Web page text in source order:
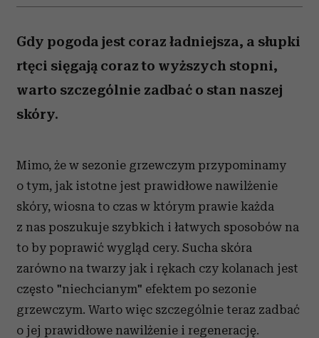
Gdy pogoda jest coraz ładniejsza, a słupki
rtęci sięgają coraz to wyższych stopni,
warto szczególnie zadbać o stan naszej
skóry.
Mimo, że w sezonie grzewczym przypominamy
o tym, jak istotne jest prawidłowe nawilżenie
skóry, wiosna to czas w którym prawie każda
z nas poszukuje szybkich i łatwych sposobów na
to by poprawić wygląd cery. Sucha skóra
zarówno na twarzy jak i rękach czy kolanach jest
często "niechcianym" efektem po sezonie
grzewczym. Warto więc szczególnie teraz zadbać
o jej prawidłowe nawilżenie i regenerację.